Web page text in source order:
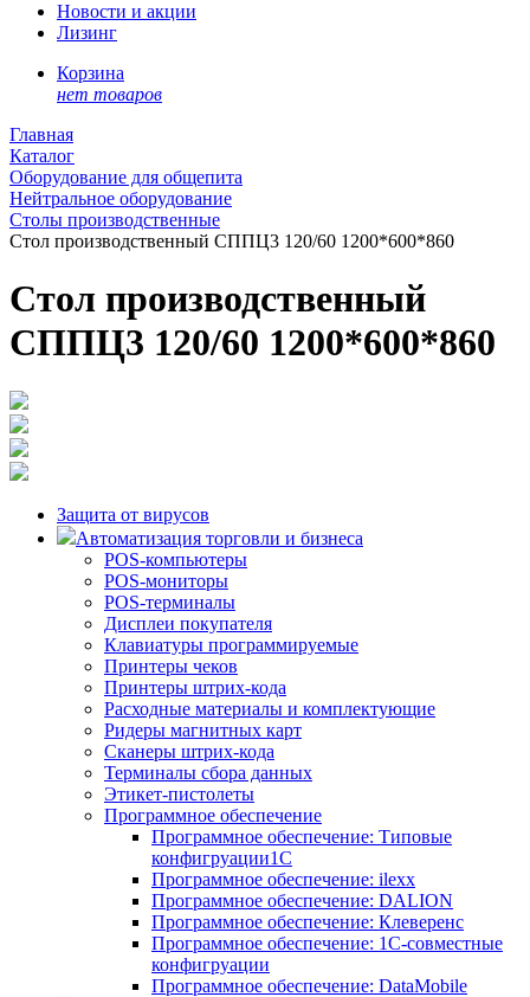
Новости и акции
Лизинг
Корзина
нет товаров
Главная
Каталог
Оборудование для общепита
Нейтральное оборудование
Столы производственные
Стол производственный СППЦ3 120/60 1200*600*860
Стол производственный
СППЦ3 120/60 1200*600*860
Защита от вирусов
Автоматизация торговли и бизнеса
POS-компьютеры
POS-мониторы
POS-терминалы
Дисплеи покупателя
Клавиатуры программируемые
Принтеры чеков
Принтеры штрих-кода
Расходные материалы и комплектующие
Ридеры магнитных карт
Сканеры штрих-кода
Терминалы сбора данных
Этикет-пистолеты
Программное обеспечение
Программное обеспечение: Типовые
конфигруации1С
Программное обеспечение: ilexx
Программное обеспечение: DALION
Программное обеспечение: Клеверенс
Программное обеспечение: 1С-совместные
конфигруации
Программное обеспечение: DataMobile